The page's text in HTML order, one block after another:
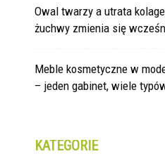
Owal twarzy a utrata
żuchwy zmienia się
Meble kosmetyczne w
– jeden gabinet, wiele
KATEGORIE